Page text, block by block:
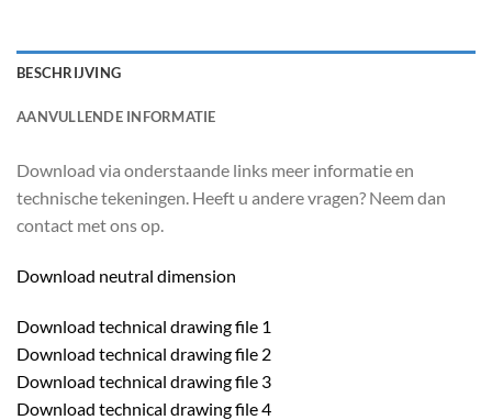
BESCHRIJVING
AANVULLENDE INFORMATIE
Download via onderstaande links meer informatie en
technische tekeningen. Heeft u andere vragen? Neem dan
contact met ons op.
Download neutral dimension
Download technical drawing file 1
Download technical drawing file 2
Download technical drawing file 3
Download technical drawing file 4